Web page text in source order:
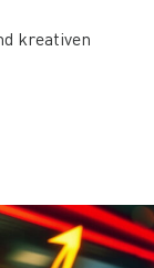
kreativen